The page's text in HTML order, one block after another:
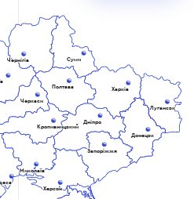
Чернігів Суми
Полтава Харків
Луганськ
Донецьк
Дніпро
Черкаси
Кропивницький
Запоріжжя
Херсон
Миколаїв